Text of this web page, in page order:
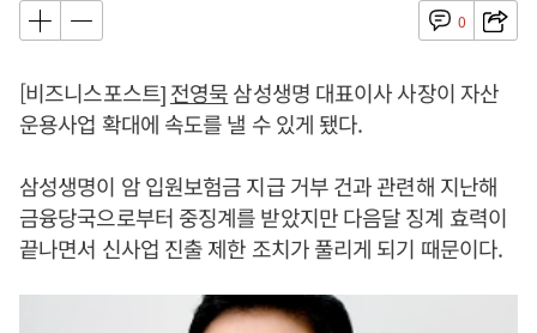
0
[비즈니스포스트]전영묵삼성생명 대표이사 사장이 자산
운용사업 확대에 속도를 낼 수 있게 됐다.
삼성생명이 암 입원보험금 지급 거부 건과 관련해 지난해
금융당국으로부터 중징계를 받았지만 다음달 징계 효력이
끝나면서 신사업 진출 제한 조치가 풀리게 되기 때문이다.